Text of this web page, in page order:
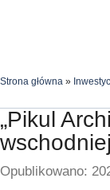
Strona główna »
„Pikul
Opublikowano: